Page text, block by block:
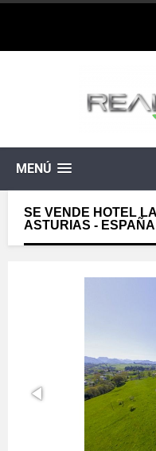
MENÚ
SE VENDE HOTEL
ASTURIAS -